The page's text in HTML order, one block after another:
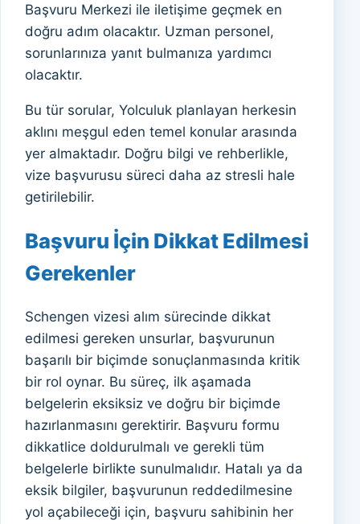
Başvuru Merkezi ile iletişime geçmek en
doğru adım olacaktır. Uzman personel,
sorunlarınıza yanıt bulmanıza yardımcı
olacaktır.
Bu tür sorular, Yolculuk planlayan herkesin
aklını meşgul eden temel konular arasında
yer almaktadır. Doğru bilgi ve rehberlikle,
vize başvurusu süreci daha az stresli hale
getirilebilir.
Başvuru İçin Dikkat Edilmesi
Gerekenler
Schengen vizesi alım sürecinde dikkat
edilmesi gereken unsurlar, başvurunun
başarılı bir biçimde sonuçlanmasında kritik
bir rol oynar. Bu süreç, ilk aşamada
belgelerin eksiksiz ve doğru bir biçimde
hazırlanmasını gerektirir. Başvuru formu
dikkatlice doldurulmalı ve gerekli tüm
belgelerle birlikte sunulmalıdır. Hatalı ya da
eksik bilgiler, başvurunun reddedilmesine
yol açabileceği için, başvuru sahibinin her